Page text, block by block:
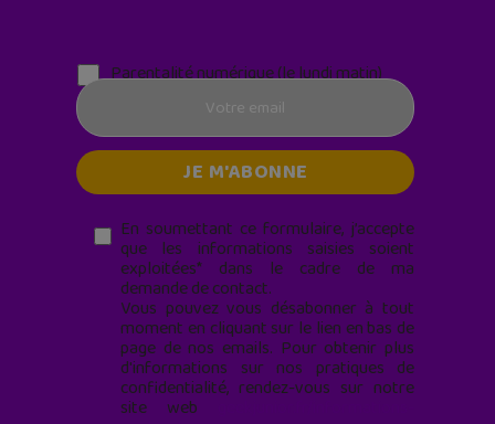
Parentalité numérique (le lundi matin)
En soumettant ce formulaire, j’accepte
que les informations saisies soient
exploitées* dans le cadre de ma
demande de contact.
Vous pouvez vous désabonner à tout
moment en cliquant sur le lien en bas de
page de nos emails. Pour obtenir plus
d'informations sur nos pratiques de
confidentialité, rendez-vous sur notre
site web